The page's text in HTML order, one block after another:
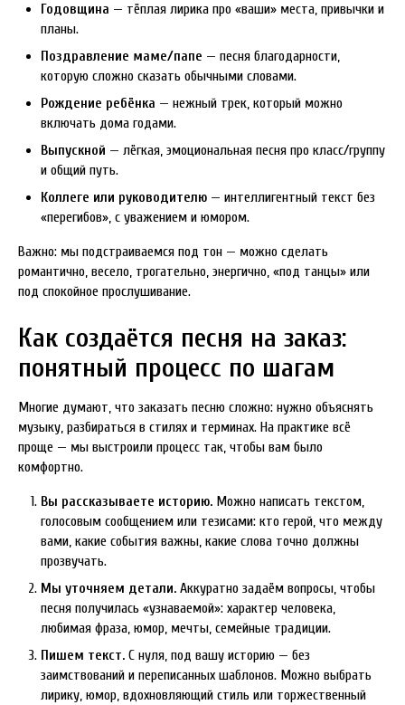
Годовщина — тёплая лирика про «ваши» места, привычки и
планы.
Поздравление маме/папе — песня благодарности,
которую сложно сказать обычными словами.
Рождение ребёнка — нежный трек, который можно
включать дома годами.
Выпускной — лёгкая, эмоциональная песня про класс/группу
и общий путь.
Коллеге или руководителю — интеллигентный текст без
«перегибов», с уважением и юмором.
Важно: мы подстраиваемся под тон — можно сделать
романтично, весело, трогательно, энергично, «под танцы» или
под спокойное прослушивание.
Как создаётся песня на заказ:
понятный процесс по шагам
Многие думают, что заказать песню сложно: нужно объяснять
музыку, разбираться в стилях и терминах. На практике всё
проще — мы выстроили процесс так, чтобы вам было
комфортно.
Вы рассказываете историю. Можно написать текстом,
голосовым сообщением или тезисами: кто герой, что между
вами, какие события важны, какие слова точно должны
прозвучать.
Мы уточняем детали. Аккуратно задаём вопросы, чтобы
песня получилась «узнаваемой»: характер человека,
любимая фраза, юмор, мечты, семейные традиции.
Пишем текст. С нуля, под вашу историю — без
заимствований и переписанных шаблонов. Можно выбрать
лирику, юмор, вдохновляющий стиль или торжественный